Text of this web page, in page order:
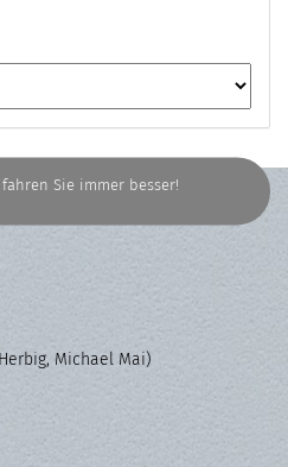
Sie immer besser!
Michael Mai)